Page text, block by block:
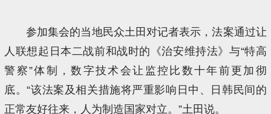
参加集会的当地民众土田对记者表示，法案通过让
人联想起日本二战前和战时的《治安维持法》与“特高
警察”体制，数字技术会让监控比数十年前更加彻
底。“该法案及相关措施将严重影响日中、日韩民间的
正常友好往来，人为制造国家对立。”土田说。